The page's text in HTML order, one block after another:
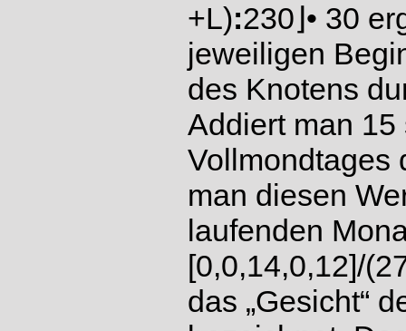
+L):230⌋• 30
jeweiligen
des Knotens
Addiert man
Vollmondtages
man diesen
laufenden
[0,0,14,0,12]/
das „Gesicht“